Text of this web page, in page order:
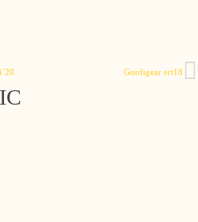
Gordigear ert18